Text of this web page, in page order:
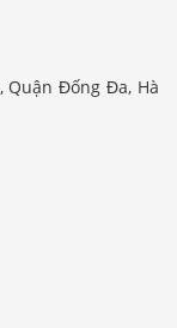
Quận Đống Đa, Hà